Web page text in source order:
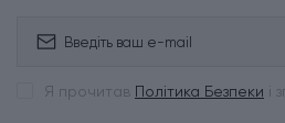
Я прочитав Політика Безпеки і